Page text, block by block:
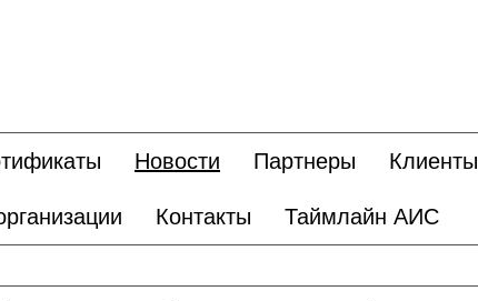
Новости Партнеры Клиенты
Контакты Таймлайн АИС